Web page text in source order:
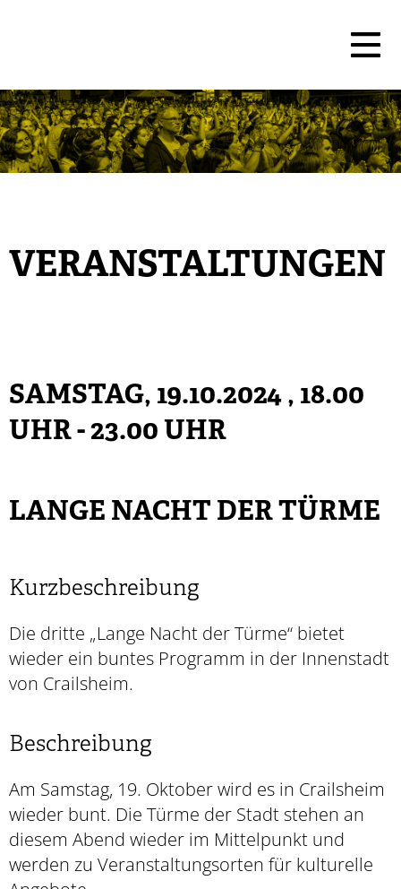
VERANSTALTUNGEN
SAMSTAG, 19.10.2024, 18.00
UHR - 23.00 UHR
LANGE NACHT DER TÜRME
Kurzbeschreibung
Die dritte „Lange Nacht der Türme“ bietet
wieder ein buntes Programm in der Innenstadt
von Crailsheim.
Beschreibung
Am Samstag, 19. Oktober wird es in Crailsheim
wieder bunt. Die Türme der Stadt stehen an
diesem Abend wieder im Mittelpunkt und
werden zu Veranstaltungsorten für kulturelle